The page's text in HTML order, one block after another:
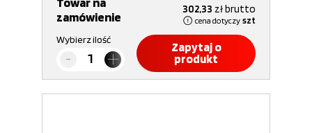
zamówienie
302,33 złbrutto
cena dotyczy szt
Wybierz ilość
Zapytaj o
produkt